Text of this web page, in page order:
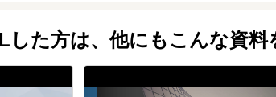
した方は、他にもこんな資